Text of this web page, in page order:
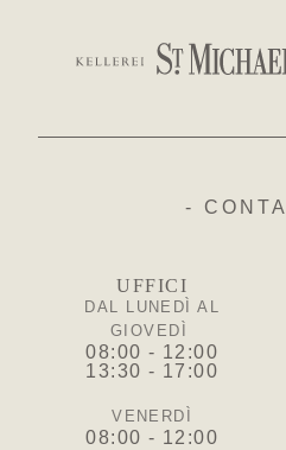
UFFICI
DAL LUNEDÌ AL
GIOVEDÌ
08:00 - 12:00
13:30 - 17:00
VENERDÌ
08:00 - 12:00
-